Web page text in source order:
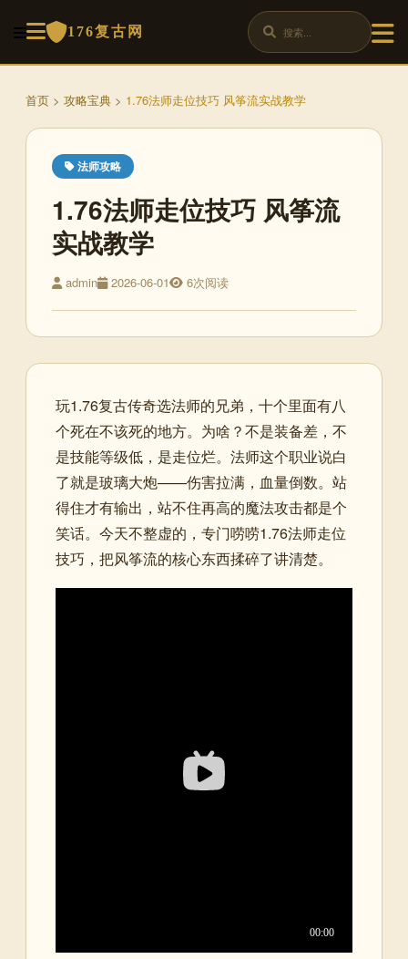
176复古网
首页 > 攻略宝典 > 1.76法师走位技巧 风筝流实战教学
法师攻略
1.76法师走位技巧 风筝流
实战教学
admin 2026-06-01 6次阅读
玩1.76复古传奇选法师的兄弟，十个里面有八
个死在不该死的地方。为啥？不是装备差，不
是技能等级低，是走位烂。法师这个职业说白
了就是玻璃大炮——伤害拉满，血量倒数。站
得住才有输出，站不住再高的魔法攻击都是个
笑话。今天不整虚的，专门唠唠1.76法师走位
技巧，把风筝流的核心东西揉碎了讲清楚。